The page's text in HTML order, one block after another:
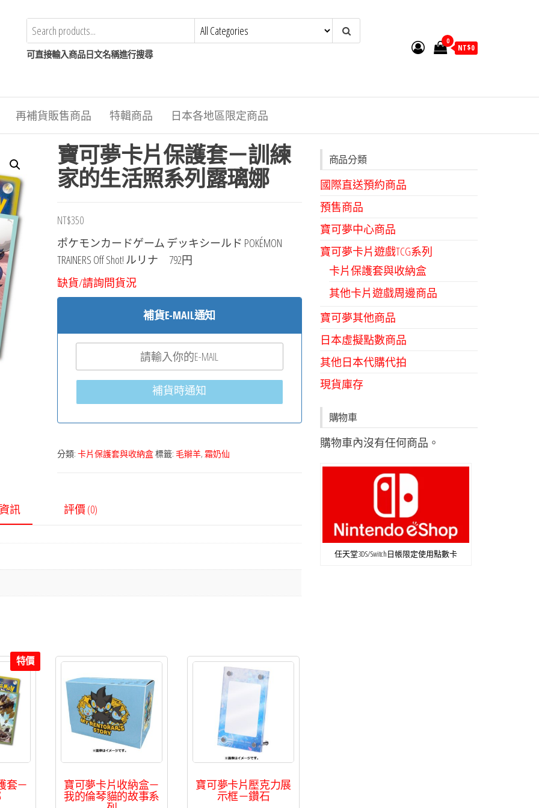
可直接輸入商品日文名稱進行搜尋
0
NT$0
再補貨販售商品 特輯商品 日本各地區限定商品
寶可夢卡片保護套－訓練
家的生活照系列露璃娜
NT$350
ポケモンカードゲーム デッキシールド POKÉMON
TRAINERS Off Shot! ルリナ 792円
缺貨/請詢問貨況
補貨E-MAIL通知
補貨時通知
分類: 卡片保護套與收納盒標籤: 毛辮羊, 霜奶仙
訊 評價 (0)
特價
套－ 寶可夢卡片收納盒－
我的倫琴貓的故事系
寶可夢卡片壓克力展
示框－鑽石
商品分類
國際直送預約商品
預售商品
寶可夢中心商品
寶可夢卡片遊戲TCG系列
卡片保護套與收納盒
其他卡片遊戲周邊商品
寶可夢其他商品
日本虛擬點數商品
其他日本代購代拍
現貨庫存
購物車
購物車內沒有任何商品。
任天堂3DS/Switch日帳限定使用點數卡